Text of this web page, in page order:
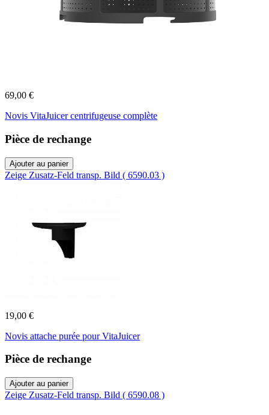
69,00 €
Novis VitaJuicer centrifugeuse complète
Pièce de rechange
Ajouter au panier
Zeige Zusatz-Feld transp. Bild ( 6590.03 )
19,00 €
Novis attache purée pour VitaJuicer
Pièce de rechange
Ajouter au panier
Zeige Zusatz-Feld transp. Bild ( 6590.08 )